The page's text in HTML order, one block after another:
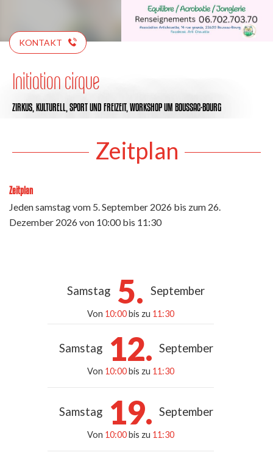
KONTAKT
Initiation cirque
ZIRKUS, KULTURELL, SPORT UND FREIZEIT, WORKSHOPUM BOUSSAC-BOURG
Zeitplan
Zeitplan
Jeden samstag vom 5. September 2026 bis zum 26.
Dezember 2026von 10:00 bis 11:30
Samstag 5. September
Von 10:00bis zu 11:30
Samstag 12. September
Von 10:00bis zu 11:30
Samstag 19. September
Von 10:00bis zu 11:30